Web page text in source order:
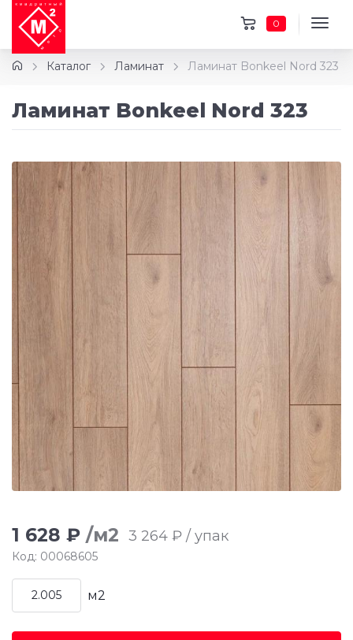
0
Каталог Ламинат Ламинат Bonkeel Nord 323
Ламинат Bonkeel Nord 323
1 628 ₽ /м2 3 264 ₽ / упак
Код: 00068605
м2